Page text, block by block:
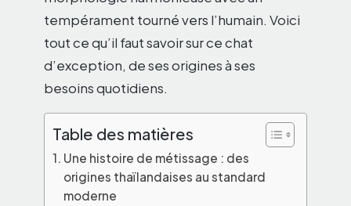
tempérament tourné vers l’humain. Voici
tout ce qu’il faut savoir sur ce chat
d’exception, de ses origines à ses
besoins quotidiens.
Table des matières
Une histoire de métissage : des
origines thaïlandaises au standard
moderne